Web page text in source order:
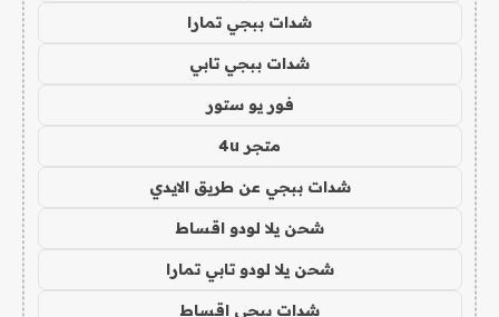
شدات ببجي تمارا
شدات ببجي تابي
فور يو ستور
متجر 4u
شدات ببجي عن طريق الايدي
شحن يلا لودو اقساط
شحن يلا لودو تابي تمارا
شدات ببجي اقساط